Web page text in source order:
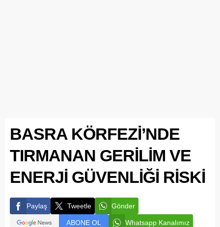
BASRA KÖRFEZİ’NDE
TIRMANAN GERİLİM VE
ENERJİ GÜVENLİĞİ RİSKİ
Paylaş Tweetle Gönder
ABONE OL Whatsapp Kanalımız